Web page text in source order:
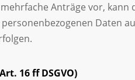
Anträge vor,
Daten
16 ff DSGVO)